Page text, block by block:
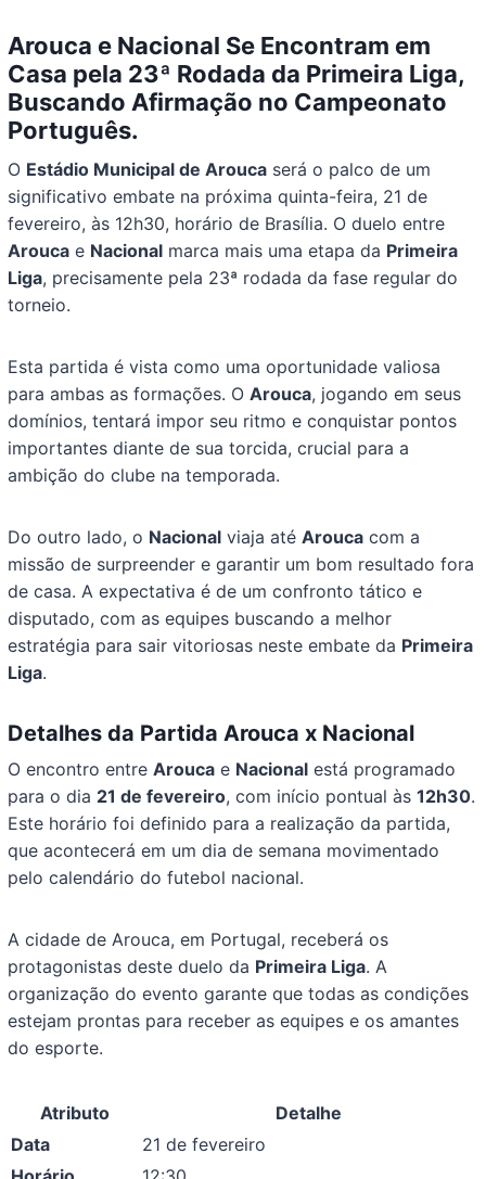
Arouca e Nacional Se Encontram em
Casa pela 23ª Rodada da Primeira Liga,
Buscando Afirmação no Campeonato
Português.
O Estádio Municipal de Arouca será o palco de um
significativo embate na próxima quinta-feira, 21 de
fevereiro, às 12h30, horário de Brasília. O duelo entre
Arouca e Nacional marca mais uma etapa da Primeira
Liga, precisamente pela 23ª rodada da fase regular do
torneio.
Esta partida é vista como uma oportunidade valiosa
para ambas as formações. OArouca, jogando em seus
domínios, tentará impor seu ritmo e conquistar pontos
importantes diante de sua torcida, crucial para a
ambição do clube na temporada.
Do outro lado, o Nacional viaja atéArouca com a
missão de surpreender e garantir um bom resultado fora
de casa. A expectativa é de um confronto tático e
disputado, com as equipes buscando a melhor
estratégia para sair vitoriosas neste embate da Primeira
Liga.
Detalhes da Partida Arouca x Nacional
O encontro entreArouca e Nacional está programado
para o dia 21 de fevereiro, com início pontual às12h30.
Este horário foi definido para a realização da partida,
que acontecerá em um dia de semana movimentado
pelo calendário do futebol nacional.
A cidade de Arouca, em Portugal, receberá os
protagonistas deste duelo da Primeira Liga. A
organização do evento garante que todas as condições
estejam prontas para receber as equipes e os amantes
do esporte.
Atributo
Detalhe
Data
21 de fevereiro